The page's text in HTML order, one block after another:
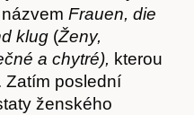
Frauen, die
klug (Ženy,
a chytré), kterou
Zatím poslední
ženského